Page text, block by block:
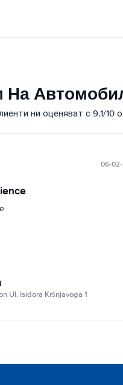
на картата
на картата
На
ни оценяват с 9.1/10
06-
Ul. Isidora Kršnjavoga 1